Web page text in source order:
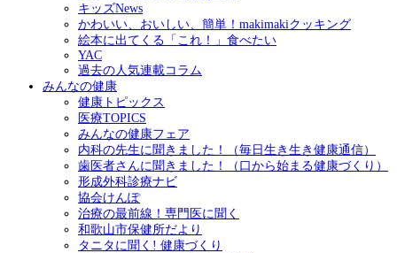
キッズNews
かわいい、おいしい、簡単！makimakiクッキング
絵本に出てくる「これ！」食べたい
YAC
過去の人気連載コラム
みんなの健康
健康トピックス
医療TOPICS
みんなの健康フェア
内科の先生に聞きました！（毎日生き生き健康通信）
歯医者さんに聞きました！（口から始まる健康づくり）
形成外科診療ナビ
協会けんぽ
治療の最前線！専門医に聞く
和歌山市保健所だより
タニタに聞く! 健康づくり